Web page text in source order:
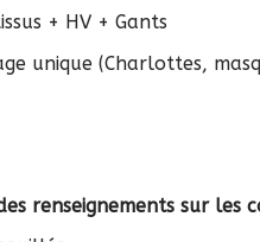
+ HV + Gants
unique (Charlottes,
renseignements sur les